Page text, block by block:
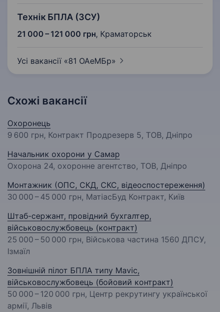
Технік БПЛА (ЗСУ)
21 000 – 121 000 грн, Краматорськ
Усі вакансії «81 ОАеМБр»
Схожі вакансії
Охоронець
9 600 грн, Контракт Продрезерв 5, ТОВ, Дніпро
Начальник охорони у Самар
Охорона 24, охоронне агентство, ТОВ, Дніпро
Монтажник (ОПС, СКД, СКС, відеоспостереження)
30 000 – 45 000 грн, МатіасБуд Контракт, Київ
Штаб-сержант, провідний бухгалтер,
військовослужбовець (контракт)
25 000 – 50 000 грн, Військова частина 1560 ДПСУ,
Ізмаїл
Зовнішній пілот БПЛА типу Mavic,
військовослужбовець (бойовий контракт)
50 000 – 120 000 грн, Центр рекрутингу української
армії, Львів